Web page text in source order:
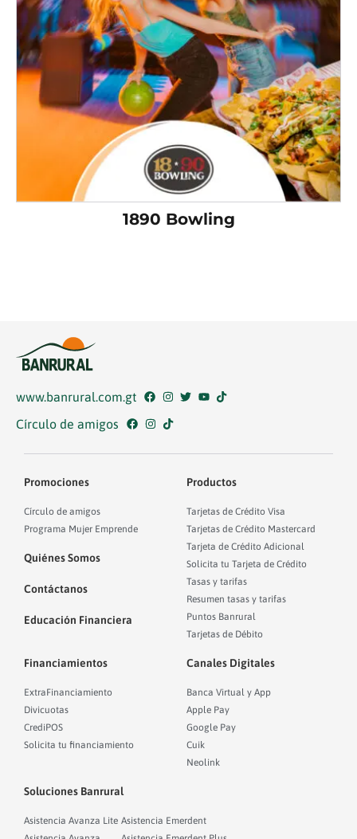
1890 Bowling
www.banrural.com.gt
Círculo de amigos
Promociones
Círculo de amigos
Programa Mujer Emprende
Quiénes Somos
Contáctanos
Educación Financiera
Productos
Tarjetas de Crédito Visa
Tarjetas de Crédito Mastercard
Tarjeta de Crédito Adicional
Solicita tu Tarjeta de Crédito
Tasas y tarifas
Resumen tasas y tarifas
Puntos Banrural
Tarjetas de Débito
Financiamientos
ExtraFinanciamiento
Divicuotas
CrediPOS
Solicita tu financiamiento
Canales Digitales
Banca Virtual y App
Apple Pay
Google Pay
Cuik
Neolink
Soluciones Banrural
Asistencia Avanza Lite Asistencia Emerdent